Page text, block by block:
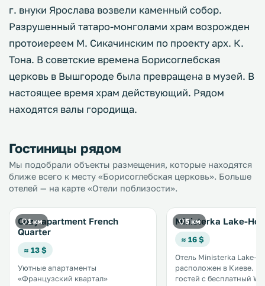
г. внуки Ярослава возвели каменный собор.
Разрушенный татаро-монголами храм возрожден
протоиереем М. Сикачинским по проекту арх. К.
Тона. В советские времена Борисоглебская
церковь в Вышгороде была превращена в музей. В
настоящее время храм действующий. Рядом
находятся валы городища.
Гостиницы рядом
Мы подобрали объекты размещения, которые находятся
ближе всего к месту «Борисоглебская церковь». Больше
отелей — на карте «Отели поблизости».
1 км
Cozy apartment French
Quarter
≈ 13 $
Уютные апартаменты
«Французский квартал»
5 км
Ministerka Lake-
≈ 16 $
Отель Ministerka Lake-
расположен в Киеве. К услугам
гостей с бесплатный